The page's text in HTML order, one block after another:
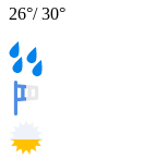
26°/30°